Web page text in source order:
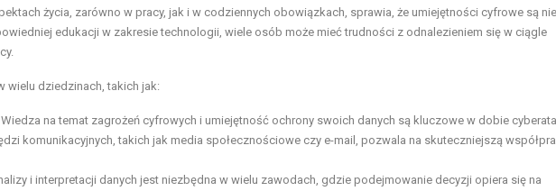
życia, zarówno w pracy, jak i w codziennych obowiązkach, sprawia, że umiejętności cyfrowe są
edukacji w zakresie technologii, wiele osób może mieć trudności z odnalezieniem się w ciągle
wielu dziedzinach, takich jak:
Wiedza na temat zagrożeń cyfrowych i umiejętność ochrony swoich danych są kluczowe w dobie
komunikacyjnych, takich jak media społecznościowe czy e-mail, pozwala na skuteczniejszą
i interpretacji danych jest niezbędna w wielu zawodach, gdzie podejmowanie decyzji opiera się na